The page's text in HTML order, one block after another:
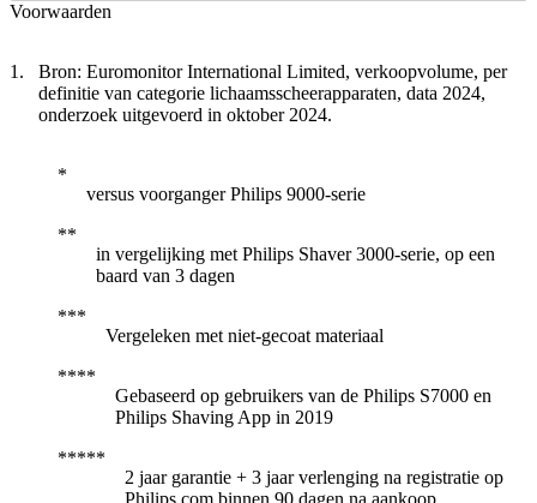
Voorwaarden
Bron: Euromonitor International Limited, verkoopvolume, per
definitie van categorie lichaamsscheerapparaten, data 2024,
onderzoek uitgevoerd in oktober 2024.
versus voorganger Philips 9000-serie
in vergelijking met Philips Shaver 3000-serie, op een
baard van 3 dagen
Vergeleken met niet-gecoat materiaal
Gebaseerd op gebruikers van de Philips S7000 en
Philips Shaving App in 2019
2 jaar garantie + 3 jaar verlenging na registratie op